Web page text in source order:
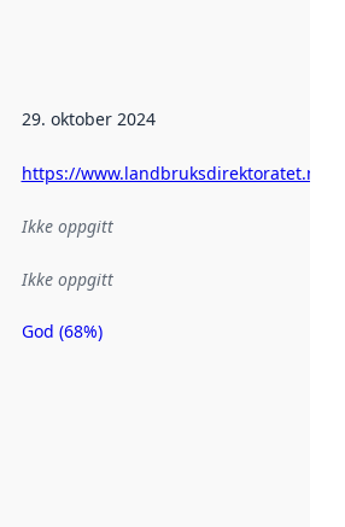
29. oktober 2024
https://www.landbruksdirektoratet.no
Ikke oppgitt
Ikke oppgitt
Metadatakvalitet
God (68%)